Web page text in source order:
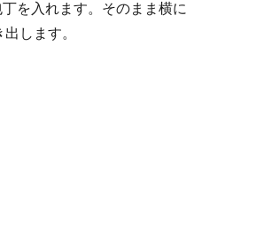
を入れます。そのまま横に
します。